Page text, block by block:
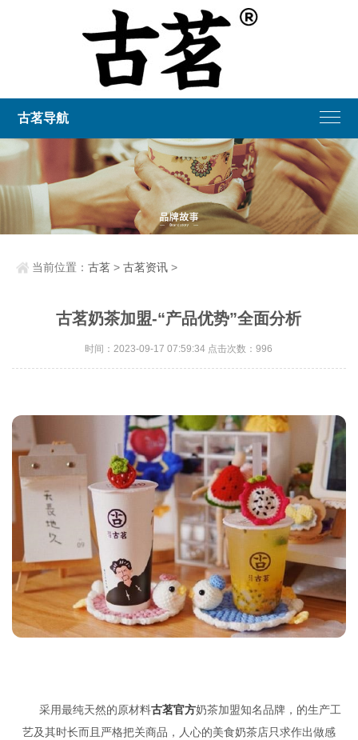
古茗导航
当前位置：古茗 >古茗资讯 >
古茗奶茶加盟-“产品优势”全面分析
时间：2023-09-17 07:59:34 点击次数：996
采用最纯天然的原材料古茗官方奶茶加盟知名品牌，的生产工
艺及其时长而且严格把关商品，人心的美食奶茶店只求作出做感